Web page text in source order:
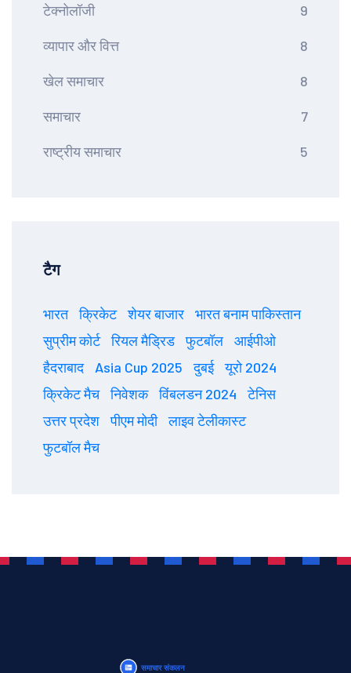
टेक्नोलॉजी 9
व्यापार और वित्त 8
खेल समाचार 8
समाचार 7
राष्ट्रीय समाचार 5
टैग
भारत क्रिकेट शेयर बाजार
भारत बनाम पाकिस्तान
सुप्रीम कोर्ट
रियल मैड्रिड फुटबॉल
आईपीओ
हैदराबाद
Asia Cup 2025 दुबई
यूरो 2024
क्रिकेट मैच
निवेशक विंबलडन 2024
टेनिस
उत्तर प्रदेश
पीएम मोदी
लाइव टेलीकास्ट
फुटबॉल मैच